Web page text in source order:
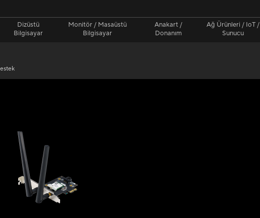
Dizüstü
Bilgisayar
Monitör / Masaüstü
Bilgisayar
Anakart /
Donanım
Ağ Ürünleri / IoT /
Sunucu